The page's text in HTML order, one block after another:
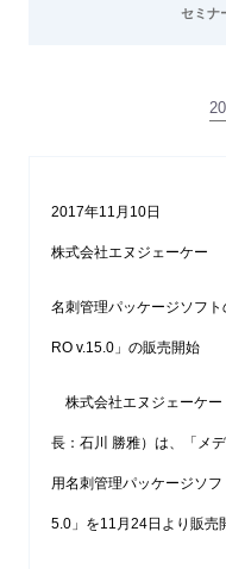
セミナ
2017年11月10日
株式会社エヌジェーケー
名刺管理パッケージソフ
RO v.15.0」の販売開始
株式会社エヌジェーケー
長：石川 勝雅）は、「メ
用名刺管理パッケージソ
5.0」を11月24日より販売